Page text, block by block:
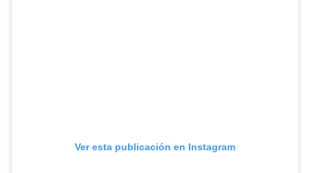
Ver esta publicación en Instagram